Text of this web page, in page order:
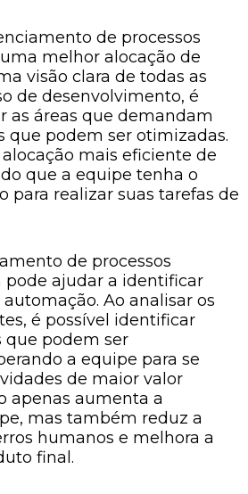
de processos
melhor alocação de
visão clara de todas as
de desenvolvimento, é
as áreas que demandam
que podem ser otimizadas.
mais eficiente de
que a equipe tenha o
para realizar suas tarefas de
de processos
ajudar a identificar
Ao analisar os
é possível identificar
que podem ser
a equipe para se
de maior valor
apenas aumenta a
mas também reduz a
humanos e melhora a
final.